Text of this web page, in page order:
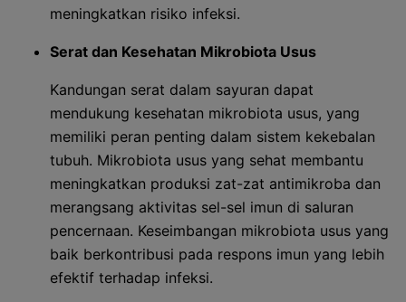
meningkatkan risiko infeksi.
Serat dan Kesehatan Mikrobiota Usus
Kandungan serat dalam sayuran dapat
mendukung kesehatan mikrobiota usus, yang
memiliki peran penting dalam sistem kekebalan
tubuh. Mikrobiota usus yang sehat membantu
meningkatkan produksi zat-zat antimikroba dan
merangsang aktivitas sel-sel imun di saluran
pencernaan. Keseimbangan mikrobiota usus yang
baik berkontribusi pada respons imun yang lebih
efektif terhadap infeksi.